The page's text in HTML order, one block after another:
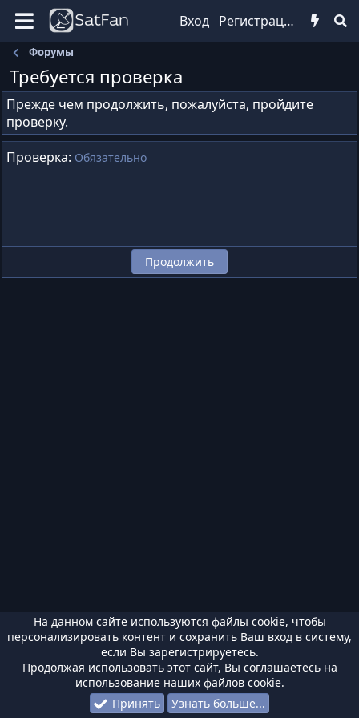
Вход Регистрация
Форумы
Требуется проверка
Прежде чем продолжить, пожалуйста, пройдите
проверку.
Проверка Обязательно
Продолжить
На данном сайте используются файлы cookie, чтобы
персонализировать контент и сохранить Ваш вход в систему,
если Вы зарегистрируетесь.
Продолжая использовать этот сайт, Вы соглашаетесь на
использование наших файлов cookie.
Принять
Узнать больше...